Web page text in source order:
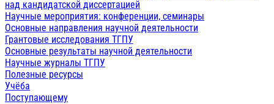
над кандидатской диссертацией
Научные мероприятия: конференции, семинары
Основные направления научной деятельности
Грантовые исследования ТГПУ
Основные результаты научной деятельности
Научные журналы ТГПУ
Полезные ресурсы
Учёба
Поступающему